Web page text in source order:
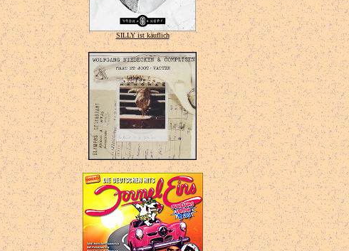
SILLY ist käuflich